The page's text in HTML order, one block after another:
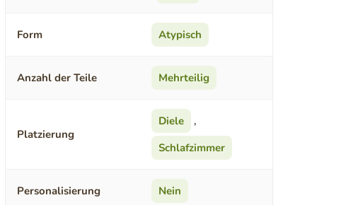
Form Atypisch
Anzahl der Teile Mehrteilig
Platzierung
Diele
,
Schlafzimmer
Personalisierung Nein